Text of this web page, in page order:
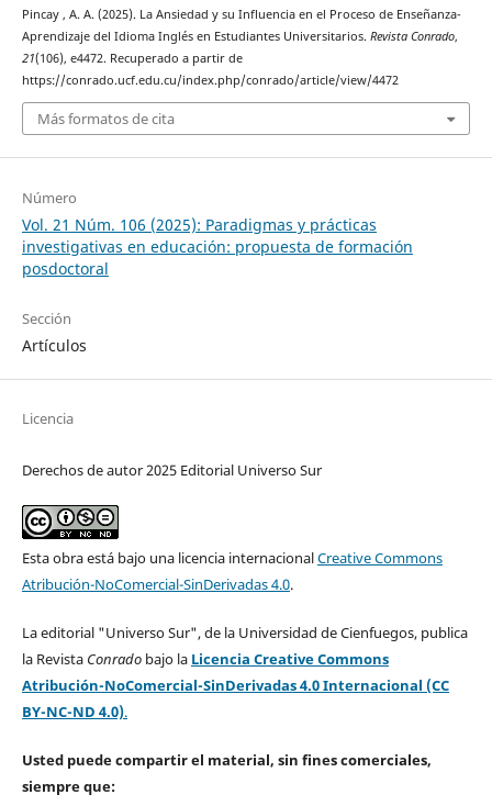
Pincay , A. A. (2025). La Ansiedad y su Influencia en el Proceso de Enseñanza-
Aprendizaje del Idioma Inglés en Estudiantes Universitarios. Revista Conrado,
21(106), e4472. Recuperado a partir de
https://conrado.ucf.edu.cu/index.php/conrado/article/view/4472
Más formatos de cita
Número
Vol. 21 Núm. 106 (2025): Paradigmas y prácticas
investigativas en educación: propuesta de formación
posdoctoral
Sección
Artículos
Licencia
Derechos de autor 2025 Editorial Universo Sur
Esta obra está bajo una licencia internacionalCreative Commons
Atribución-NoComercial-SinDerivadas 4.0.
La editorial "Universo Sur", de la Universidad de Cienfuegos, publica
la Revista Conradobajo la Licencia Creative Commons
Atribución-NoComercial-SinDerivadas 4.0 Internacional (CC
BY-NC-ND 4.0).
Usted puede compartir el material, sin fines comerciales,
siempre que: